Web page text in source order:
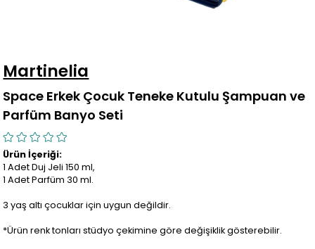
Martinelia
Space Erkek Çocuk Teneke Kutulu Şampuan ve
Parfüm Banyo Seti
Ürün İçeriği:
1 Adet Duj Jeli 150 ml,
1 Adet Parfüm 30 ml.
3 yaş altı çocuklar için uygun değildir.
*Ürün renk tonları stüdyo çekimine göre değişiklik gösterebilir.